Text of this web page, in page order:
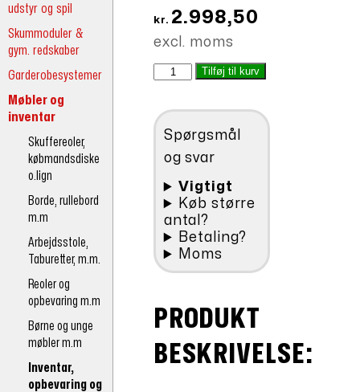
udstyr og spil
Skummoduler &
gym. redskaber
Garderobesystemer
Møbler og
inventar
Skuffereoler,
købmandsdiske
o.lign
Borde, rullebord
m.m
Arbejdsstole,
Taburetter, m.m.
Reoler og
opbevaring m.m
Børne og unge
møbler m.m
Inventar,
opbevaring og
oprindelige
kr.3.998,00.
kr. 2.998,50
er:
excl. moms
Væghængt
kridttavle
(lille)
antal
Tilføj til kurv
Spørgsmål
og svar
Vigtigt
Køb større
antal?
Betaling?
Moms
PRODUKT
BESKRIVELSE: